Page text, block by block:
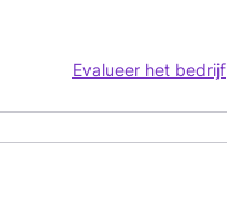
Evalueer het bedrijf